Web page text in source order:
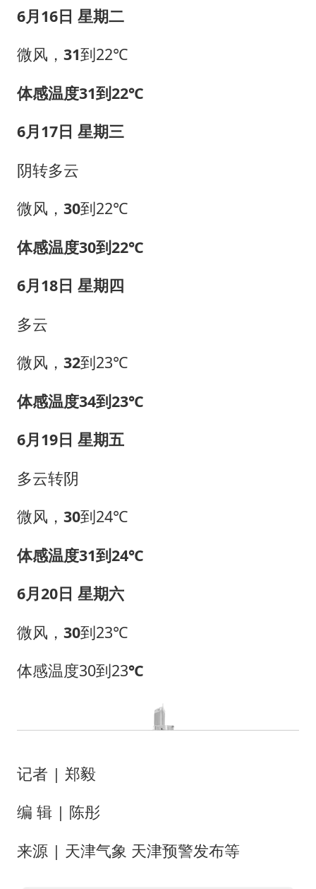
6月16日 星期二
微风， 31到22℃
体感温度31到22℃
6月17日 星期三
阴转多云
微风， 30到22℃
体感温度30到22℃
6月18日 星期四
多云
微风， 32到23℃
体感温度34到23℃
6月19日 星期五
多云转阴
微风， 30到24℃
体感温度31到24℃
6月20日 星期六
微风， 30到23℃
体感温度30到23℃
记者 | 郑毅
编 辑 | 陈彤
来源 | 天津气象 天津预警发布等